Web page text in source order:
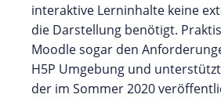
interaktive Lerninhalte keine
die Darstellung benötigt.
Moodle sogar den
H5P Umgebung und
der im Sommer 2020